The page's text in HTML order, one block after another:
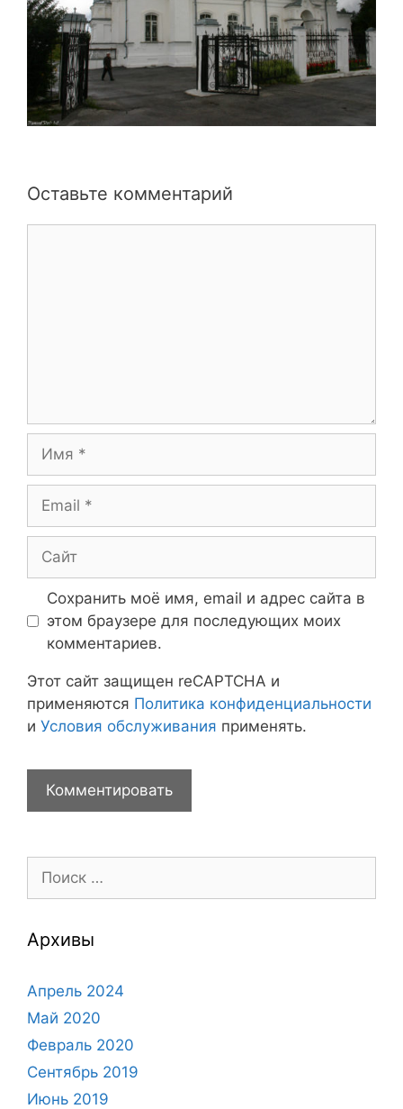
Оставьте комментарий
Сохранить моё имя, email и адрес сайта в
этом браузере для последующих моих
комментариев.
Этот сайт защищен reCAPTCHA и
применяются Политика конфиденциальности
и Условия обслуживания применять.
Архивы
Апрель 2024
Май 2020
Февраль 2020
Сентябрь 2019
Июнь 2019